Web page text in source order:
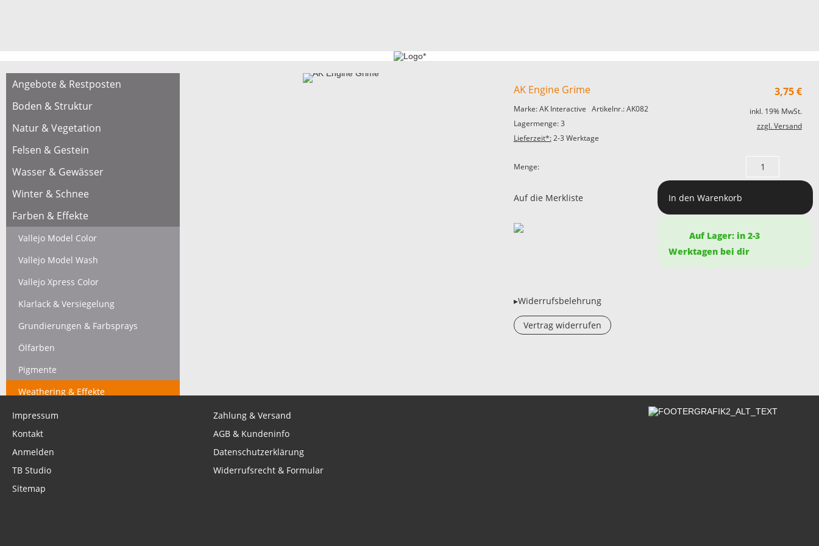
Angebote & Restposten
Boden & Struktur
Natur & Vegetation
Felsen & Gestein
Wasser & Gewässer
Winter & Schnee
Farben & Effekte
Vallejo Model Color
Vallejo Model Wash
Vallejo Xpress Color
Klarlack & Versiegelung
Grundierungen & Farbsprays
Ölfarben
Pigmente
Weathering & Effekte
Reiniger, Verdünner & Zubehör
Werkbank Essentials
- - - - - - - - - - - - - - - - - - - -
3,75€
AK Engine Grime
Marke: AK Interactive Artikelnr.: AK082
Lagermenge: 3
Lieferzeit*:2-3 Werktage
inkl. 19% MwSt.
zzgl. Versand
Menge:
Auf die Merkliste In den Warenkorb
Auf Lager: in 2-3
Werktagen bei dir
▸Widerrufsbelehrung
Vertrag widerrufen
Impressum
Kontakt
Anmelden
TB Studio
Sitemap
Zahlung & Versand
AGB & Kundeninfo
Datenschutzerklärung
Widerrufsrecht & Formular